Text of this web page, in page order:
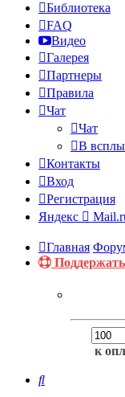
Библиотека
FAQ
Видео
Галерея
Партнеры
Правила
Чат
Чат
В
Контакты
Вход
Регистрация
Яндекс
Главная
к
Поиск